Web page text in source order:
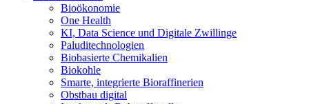
Bioökonomie
One Health
KI, Data Science und Digitale Zwillinge
Paluditechnologien
Biobasierte Chemikalien
Biokohle
Smarte, integrierte Bioraffinerien
Obstbau digital